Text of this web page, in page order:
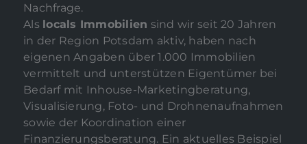
Nachfrage.
Als locals Immobilien sind wir seit 20 Jahren
in der Region Potsdam aktiv, haben nach
eigenen Angaben über 1.000 Immobilien
vermittelt und unterstützen Eigentümer bei
Bedarf mit Inhouse-Marketingberatung,
Visualisierung, Foto- und Drohnenaufnahmen
sowie der Koordination einer
Finanzierungsberatung. Ein aktuelles Beispiel